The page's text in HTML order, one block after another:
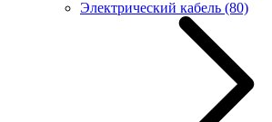
Электрический кабель (80)